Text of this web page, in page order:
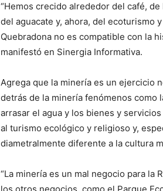
“Hemos crecido alrededor del café,
del aguacate y, ahora, del ecoturismo
Quebradona no es compatible con la
manifestó en Sinergia Informativa.
Agrega que la minería es un ejercicio
detrás de la minería fenómenos como
arrasar el agua y los bienes y
al turismo ecológico y religioso y,
diametralmente diferente a la cultura
“La minería es un mal negocio para la